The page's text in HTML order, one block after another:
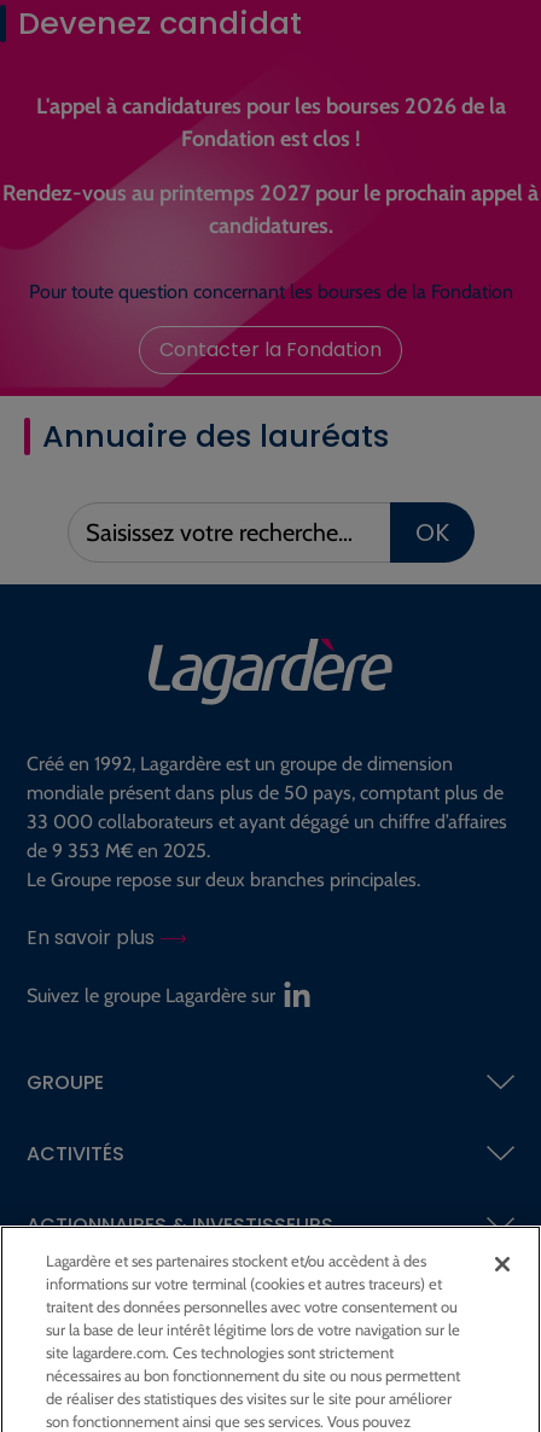
Devenez candidat
L'appel à candidatures pour les bourses 2026 de la
Fondation est clos !
Rendez-vous au printemps 2027 pour le prochain appel à
candidatures.
Pour toute question concernant les bourses de la Fondation
Contacter la Fondation
Annuaire des lauréats
Saisissez
votre
OK
Créé en 1992, Lagardère est un groupe de dimension
mondiale présent dans plus de 50 pays, comptant plus de
33 000 collaborateurs et ayant dégagé un chiffre d’affaires
de 9 353 M€ en 2025.
Le Groupe repose sur deux branches principales.
En savoir plus
Suivez le groupe Lagardère sur
GROUPE
ACTIVITÉS
ACTIONNAIRES &INVESTISSEURS
LA RSECHEZ LAGARDÈRE
LA FONDATIONJEAN‑LUC LAGARDÈRE
Lagardère et ses partenaires stockent et/ou accèdent à des
informations sur votre terminal (cookies et autres traceurs) et
traitent des données personnelles avec votre consentement ou
sur la base de leur intérêt légitime lors de votre navigation sur le
site lagardere.com. Ces technologies sont strictement
nécessaires au bon fonctionnement du site ou nous permettent
de réaliser des statistiques des visites sur le site pour améliorer
son fonctionnement ainsi que ses services. Vous pouvez